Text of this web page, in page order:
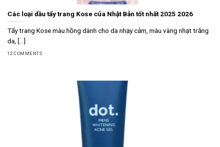
Các loại dầu tẩy trang Kose của Nhật Bản tốt nhất 2025 2026
Tẩy trang Kose màu hồng dành cho da nhạy cảm, màu vàng nhạt trắng
da, [...]
12 COMMENTS